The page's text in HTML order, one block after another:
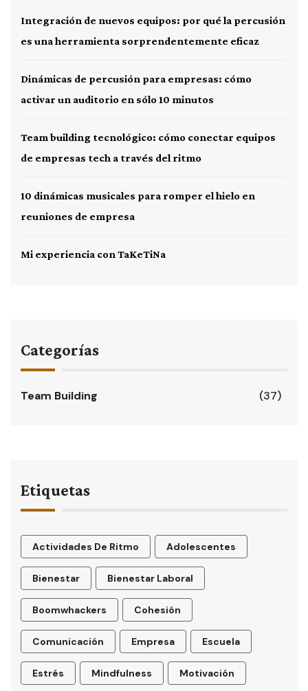
Integración de nuevos equipos: por qué la percusión
es una herramienta sorprendentemente eficaz
Dinámicas de percusión para empresas: cómo
activar un auditorio en sólo 10 minutos
Team building tecnológico: cómo conectar equipos
de empresas tech a través del ritmo
10 dinámicas musicales para romper el hielo en
reuniones de empresa
Mi experiencia con TaKeTiNa
Categorías
Team Building (37)
Etiquetas
Actividades De Ritmo Adolescentes
Bienestar Bienestar Laboral
Boomwhackers Cohesión
Comunicación Empresa Escuela
Estrés Mindfulness Motivación